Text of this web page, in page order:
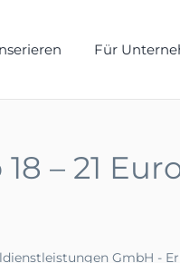
Für
– 21
GmbH -